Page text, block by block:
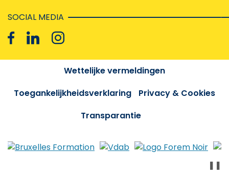
SOCIAL MEDIA
Wettelijke vermeldingen
Toegankelijkheidsverklaring
Privacy & Cookies
Transparantie
❚❚